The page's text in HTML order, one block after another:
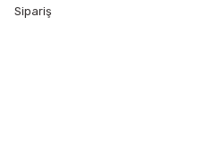
Sipariş